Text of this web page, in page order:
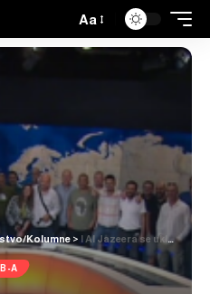
Aa
Kolumne > I Al Jazeera se uklopila u popis neuspješnih medijskih i političkih međunarodnih projekata
A